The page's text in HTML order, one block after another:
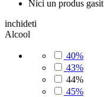
Nici un produs
inchideti
Alcool
40%
43%
44%
45%